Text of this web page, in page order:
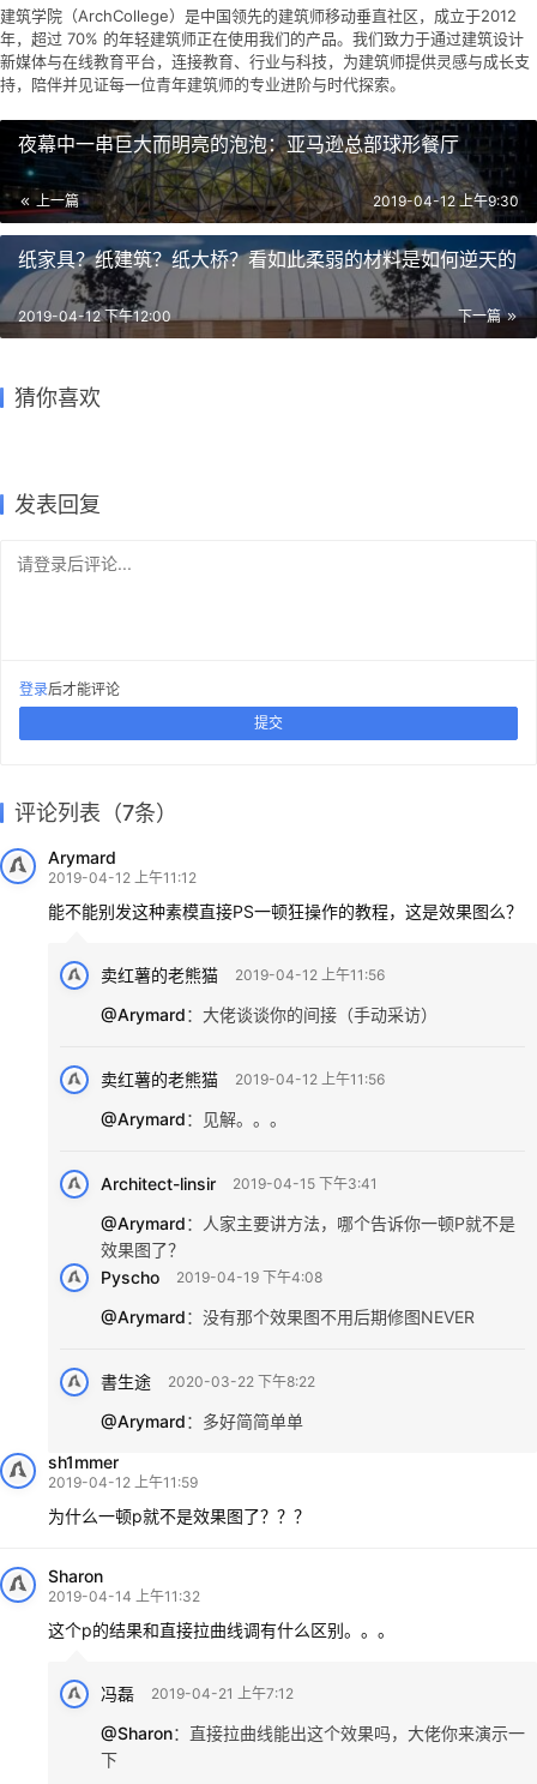
市
与
景
观
建
筑
专
教
速
流
登录 注册
建筑学院（ArchCollege）是中国领先的建筑师移动垂直社区，成立于2012
年，超过 70% 的年轻建筑师正在使用我们的产品。我们致力于通过建筑设计
新媒体与在线教育平台，连接教育、行业与科技，为建筑师提供灵感与成长支
持，陪伴并见证每一位青年建筑师的专业进阶与时代探索。
夜幕中一串巨大而明亮的泡泡：亚马逊总部球形餐厅
上一篇 2019-04-12 上午9:30
纸家具？纸建筑？纸大桥？看如此柔弱的材料是如何逆天的
下一篇
2019-04-12 下午12:00
猜你喜欢
插画风达成！
镜花水月，威海国际大学生建筑
发表回复
请登录后评论...
登录后才能评论
提交
评论列表（7条）
Arymard
2019-04-12 上午11:12
能不能别发这种素模直接PS一顿狂操作的教程，这是效果图么？
卖红薯的老熊猫 2019-04-12 上午11:56
@Arymard： 大佬谈谈你的间接（手动采访）
卖红薯的老熊猫 2019-04-12 上午11:56
@Arymard： 见解。。。
Architect-linsir 2019-04-15 下午3:41
@Arymard：
人家主要讲方法，哪个告诉你一顿P就不是
效果图了？
Pyscho
2019-04-19 下午4:08
@Arymard： 没有那个效果图不用后期修图NEVER
書生途 2020-03-22 下午8:22
@Arymard： 多好简简单单
sh1mmer
2019-04-12 上午11:59
为什么一顿p就不是效果图了？？？
Sharon
2019-04-14 上午11:32
这个p的结果和直接拉曲线调有什么区别。。。
冯磊 2019-04-21 上午7:12
@Sharon： 直接拉曲线能出这个效果吗，大佬你来演示一
下